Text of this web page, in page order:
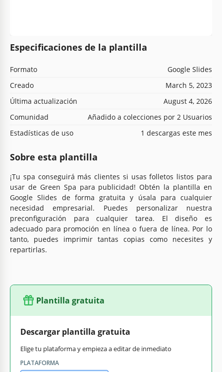
Especificaciones de la plantilla
Formato
Google Slides
Creado
March 5, 2023
Última actualización
August 4, 2026
Comunidad
Añadido a colecciones por 2 Usuarios
Estadísticas de uso
1 descargas este mes
Sobre esta plantilla
¡Tu spa conseguirá más clientes si usas folletos listos para
usar de Green Spa para publicidad! Obtén la plantilla en
Google Slides de forma gratuita y úsala para cualquier
necesidad empresarial. Puedes personalizar nuestra
preconfiguración para cualquier tarea. El diseño es
adecuado para promoción en línea o fuera de línea. Por lo
tanto, puedes imprimir tantas copias como necesites y
repartirlas.
Plantilla gratuita
Descargar plantilla gratuita
Elige tu plataforma y empieza a editar de inmediato
PLATAFORMA